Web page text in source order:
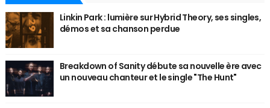
Linkin Park : lumière sur Hybrid Theory, ses singles,
démos et sa chanson perdue
Breakdown of Sanity débute sa nouvelle ère avec
un nouveau chanteur et le single "The Hunt"